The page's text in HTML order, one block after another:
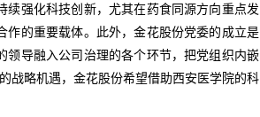
强化科技创新，尤其在药食同源方向重点发
作的重要载体。此外，金花股份党委的成立是
领导融入公司治理的各个环节，把党组织内嵌
战略机遇，金花股份希望借助西安医学院的科